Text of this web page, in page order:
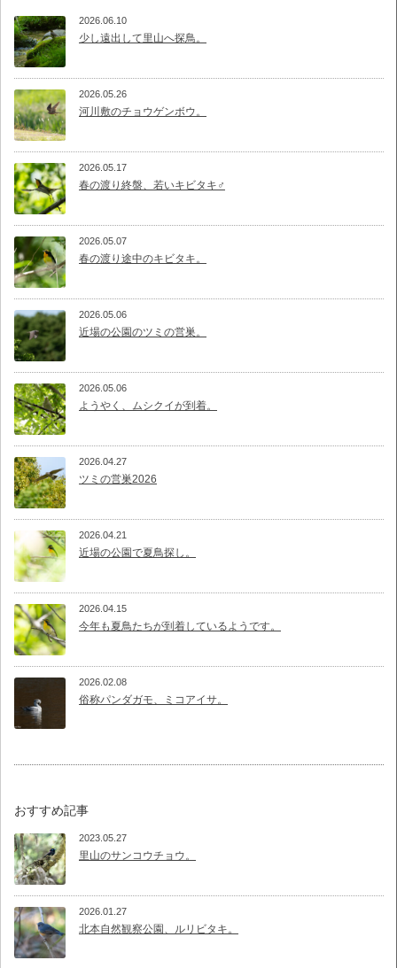
2026.06.10
少し遠出して里山へ探鳥。
2026.05.26
河川敷のチョウゲンボウ。
2026.05.17
春の渡り終盤、若いキビタキ♂
2026.05.07
春の渡り途中のキビタキ。
2026.05.06
近場の公園のツミの営巣。
2026.05.06
ようやく、ムシクイが到着。
2026.04.27
ツミの営巣2026
2026.04.21
近場の公園で夏鳥探し。
2026.04.15
今年も夏鳥たちが到着しているようです。
2026.02.08
俗称パンダガモ、ミコアイサ。
おすすめ記事
2023.05.27
里山のサンコウチョウ。
2026.01.27
北本自然観察公園、ルリビタキ。